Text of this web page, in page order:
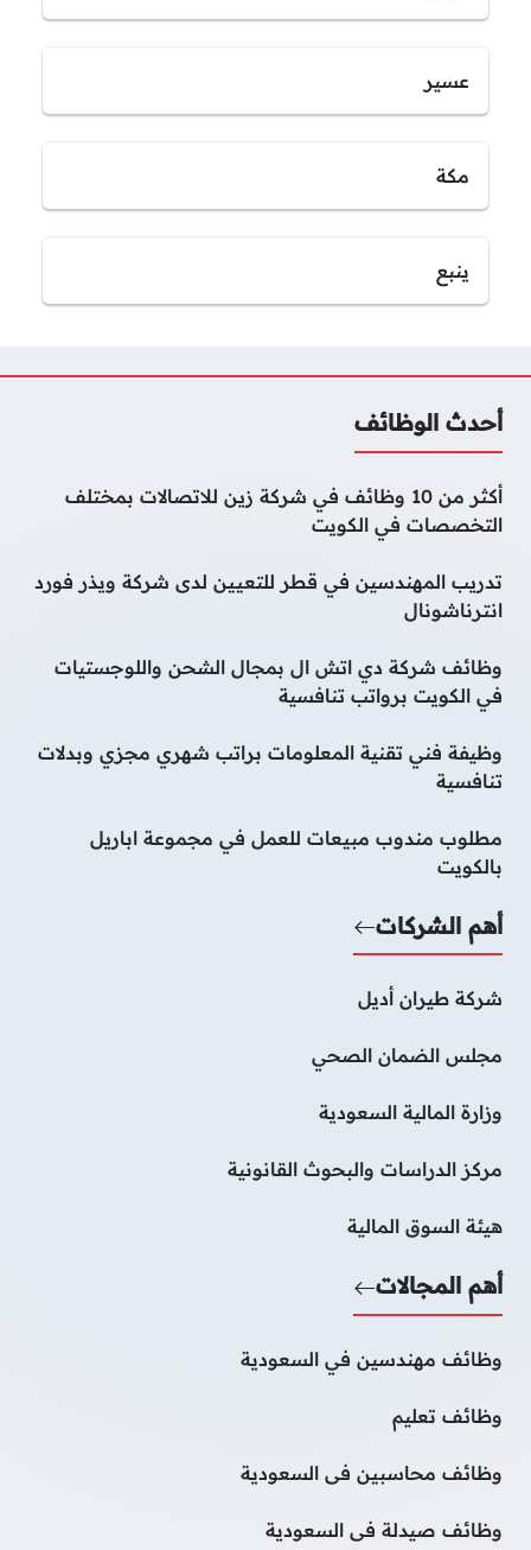
عسير
مكة
ينبع
أحدث الوظائف
أكثر من 10 وظائف في شركة زين للاتصالات بمختلف
التخصصات في الكويت
تدريب المهندسين في قطر للتعيين لدى شركة ويذر فورد
انترناشونال
وظائف شركة دي اتش ال بمجال الشحن واللوجستيات
في الكويت برواتب تنافسية
وظيفة فني تقنية المعلومات براتب شهري مجزي وبدلات
تنافسية
مطلوب مندوب مبيعات للعمل في مجموعة اباريل
بالكويت
أهم الشركات
شركة طيران أديل
مجلس الضمان الصحي
وزارة المالية السعودية
مركز الدراسات والبحوث القانونية
هيئة السوق المالية
أهم المجالات
وظائف مهندسين في السعودية
وظائف تعليم
وظائف محاسبين فى السعودية
وظائف صيدلة فى السعودية